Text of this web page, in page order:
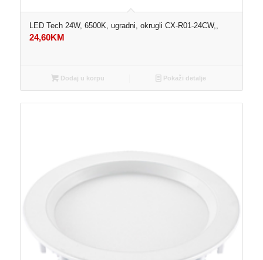
LED Tech 24W, 6500K, ugradni, okrugli CX-R01-24CW,,
24,60KM
Dodaj u korpu Pokaži detalje